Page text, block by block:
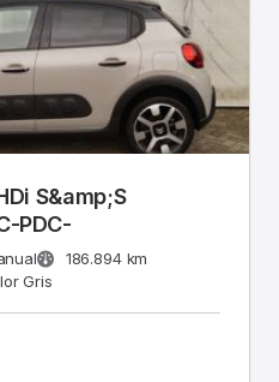
S&amp;S
PDC-
186.894 km
Gris